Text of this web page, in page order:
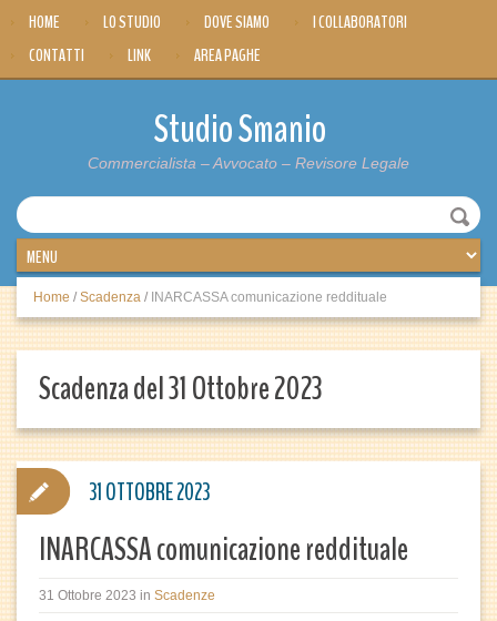
HOME LO STUDIO DOVE SIAMO
I COLLABORATORI
CONTATTI
LINK AREA PAGHE
Studio Smanio
Commercialista – Avvocato – Revisore Legale
Home / Scadenza / INARCASSA comunicazione reddituale
Scadenza del 31 Ottobre 2023
INARCASSA comunicazione reddituale
31 Ottobre 2023 in Scadenze
31 OTTOBRE 2023